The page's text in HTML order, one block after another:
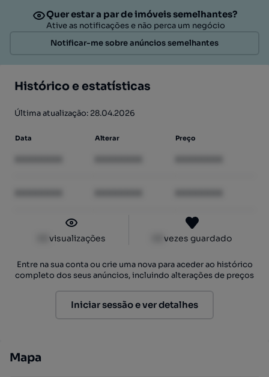
Quer estar a par de imóveis semelhantes?
Ative as notificações e não perca um negócio
Notificar-me sobre anúncios semelhantes
Histórico e estatísticas
Última atualização: 28.04.2026
Data Alterar Preço
visualizações vezes guardado
Entre na sua conta ou crie uma nova para aceder ao histórico
completo dos seus anúncios, incluindo alterações de preços
Iniciar sessão e ver detalhes
Mapa